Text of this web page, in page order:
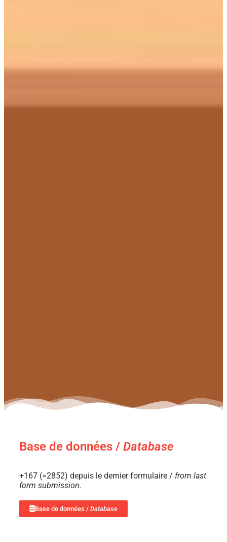
Base de données / Database
+167 (=2852) depuis le dernier formulaire / from last
form submission.
Base de données / Database